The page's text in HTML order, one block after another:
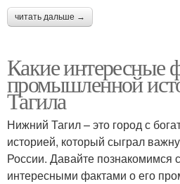
читать дальше →
Какие интересные
промышленной
Тагила
Нижний Тагил – это город с
историей, который сыграл
России. Давайте познакомимся
интересными фактами о его